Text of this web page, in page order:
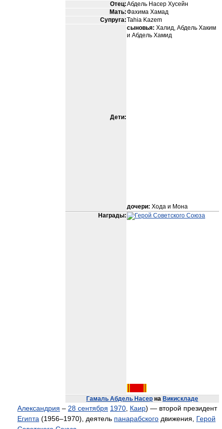
Отец:Абдель Насер Хусейн
Мать:Фахима Хамад
Супруга:Tahia Kazem
Дети:
сыновья: Халид, Абдель Хаким
и Абдель Хамид
дочери: Хода и Мона
Награды:
Гамаль Абдель Насер на Викискладе
Александрия – 28 сентября 1970 Каир) — второй президент
Египта (1956–1970), деятель панарабского движения, Герой